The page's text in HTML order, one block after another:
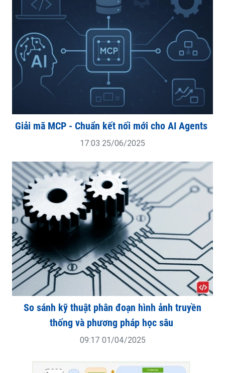
Giải mã MCP - Chuẩn kết nối mới cho AI Agents
17:03 25/06/2025
So sánh kỹ thuật phân đoạn hình ảnh truyền
thống và phương pháp học sâu
09:17 01/04/2025